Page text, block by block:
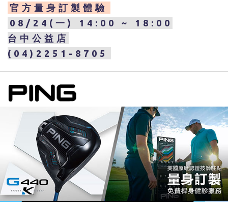
官方量身訂製體驗
08/24(一) 14:00 ~ 18:00
台中公益店
(04)2251-8705